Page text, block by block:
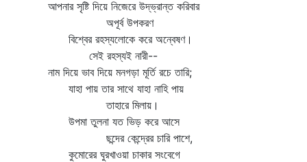
আপনার সৃষ্টি দিয়ে নিজেরে উদ্‌ভ্রান্ত করিবার
অপূর্ব উপকরণ
বিশ্বের রহস্যলোকে করে অন্বেষণ।
সেই রহস্যই নারী--
নাম দিয়ে ভাব দিয়ে মনগড়া মূর্তি রচে তারি;
যাহা পায় তার সাথে যাহা নাহি পায়
তাহারে মিলায়।
উপমা তুলনা যত ভিড় করে আসে
ছন্দের কেন্দ্রের চারি পাশে,
কুমোরের ঘুরখাওয়া চাকার সংবেগে